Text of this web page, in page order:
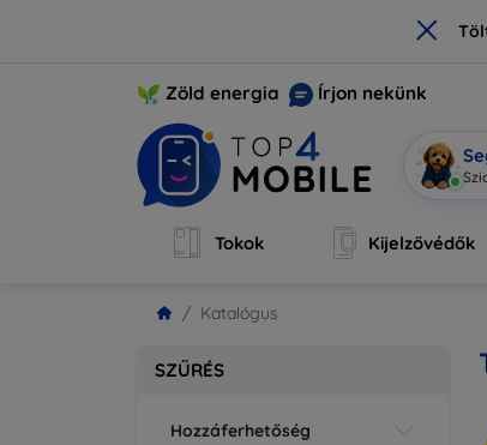
×
Zöld energia Írjon nekünk
Tokok Kijelzővédők
Katalógus
SZŰRÉS
Hozzáferhetőség